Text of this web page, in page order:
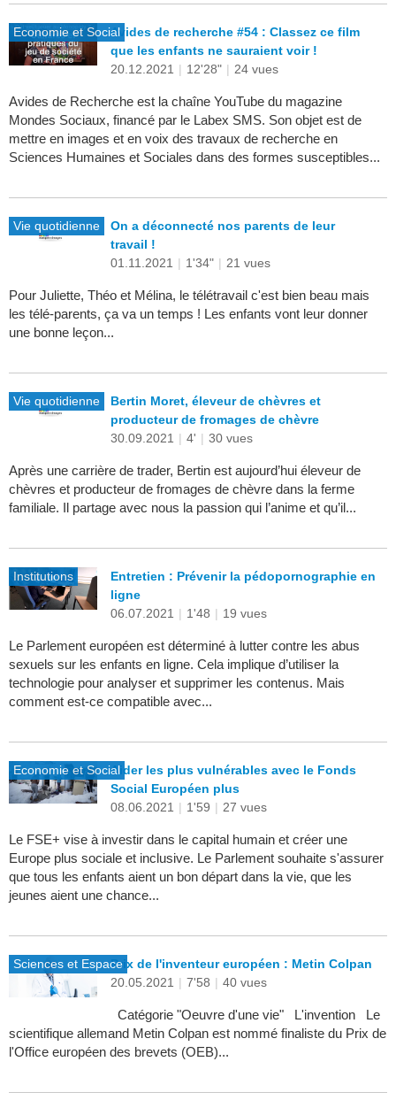
Economie et SocialAvides de recherche #54 : Classez ce film
que les enfants ne sauraient voir !
20.12.2021 | 12'28" | 24 vues
Avides de Recherche est la chaîne YouTube du magazine
Mondes Sociaux, financé par le Labex SMS. Son objet est de
mettre en images et en voix des travaux de recherche en
Sciences Humaines et Sociales dans des formes susceptibles...
Vie quotidienne
On a déconnecté nos parents de leur
travail !
01.11.2021 | 1'34" | 21 vues
Pour Juliette, Théo et Mélina, le télétravail c'est bien beau mais
les télé-parents, ça va un temps ! Les enfants vont leur donner
une bonne leçon...
Vie quotidienne
Bertin Moret, éleveur de chèvres et
producteur de fromages de chèvre
30.09.2021 | 4' | 30 vues
Après une carrière de trader, Bertin est aujourd’hui éleveur de
chèvres et producteur de fromages de chèvre dans la ferme
familiale. Il partage avec nous la passion qui l’anime et qu’il...
Institutions
Entretien : Prévenir la pédopornographie en
ligne
06.07.2021 | 1'48 | 19 vues
Le Parlement européen est déterminé à lutter contre les abus
sexuels sur les enfants en ligne. Cela implique d’utiliser la
technologie pour analyser et supprimer les contenus. Mais
comment est-ce compatible avec...
Economie et SocialAider les plus vulnérables avec le Fonds
Social Européen plus
08.06.2021 | 1'59 | 27 vues
Le FSE+ vise à investir dans le capital humain et créer une
Europe plus sociale et inclusive. Le Parlement souhaite s'assurer
que tous les enfants aient un bon départ dans la vie, que les
jeunes aient une chance...
Sciences et EspacePrix de l'inventeur européen : Metin Colpan
20.05.2021 | 7'58 | 40 vues
Catégorie "Oeuvre d'une vie" L'invention Le
scientifique allemand Metin Colpan est nommé finaliste du Prix de
l'Office européen des brevets (OEB)...